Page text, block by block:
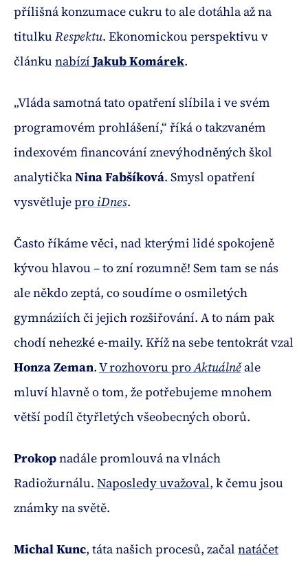
přílišná konzumace cukru to ale dotáhla až na
titulkuRespektu. Ekonomickou perspektivu v
článkunabízíJakub Komárek.
„Vláda samotná tato opatření slíbila i ve svém
programovém prohlášení,“ říká o takzvaném
indexovém financování znevýhodněných škol
analytičkaNina Fabšíková. Smysl opatření
vysvětlujepro iDnes.
Často říkáme věci, nad kterými lidé spokojeně
kývou hlavou – to zní rozumně! Sem tam se nás
ale někdo zeptá, co soudíme o osmiletých
gymnáziích či jejich rozšiřování. A to nám pak
chodí nehezké e-maily. Kříž na sebe tentokrát vzal
Honza Zeman.V rozhovoru proAktuálněale
mluví hlavně o tom, že potřebujeme mnohem
větší podíl čtyřletých všeobecných oborů.
Prokopnadále promlouvá na vlnách
Radiožurnálu. Naposledy uvažoval, k čemu jsou
známky na světě.
Michal Kunc, táta našich procesů, začal natáčet